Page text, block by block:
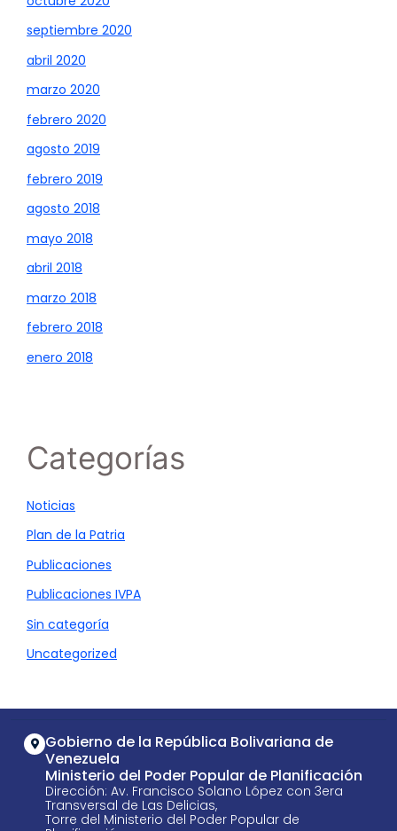
septiembre 2020
abril 2020
marzo 2020
febrero 2020
agosto 2019
febrero 2019
agosto 2018
mayo 2018
abril 2018
marzo 2018
febrero 2018
enero 2018
Categorías
Noticias
Plan de la Patria
Publicaciones
Publicaciones IVPA
Sin categoría
Uncategorized
Gobierno de la República Bolivariana de
Venezuela
Ministerio del Poder Popular de Planificación
Dirección: Av. Francisco Solano López con 3era
Transversal de Las Delicias,
Torre del Ministerio del Poder Popular de